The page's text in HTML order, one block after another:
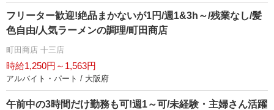
フリーター歓迎!絶品まかないが1円/週1&3h～/残業なし/髪
色自由/人気ラーメンの調理/町田商店
町田商店 十三店
時給1,250円～1,563円
アルバイト・パート / 大阪府
午前中の3時間だけ勤務も可!週1～可/未経験・主婦さん活躍